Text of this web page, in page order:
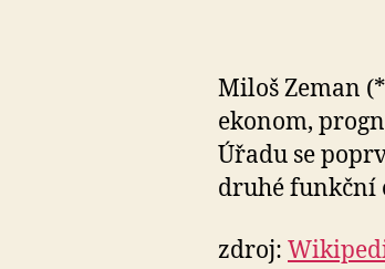
Miloš Zeman
ekonom,
Úřadu se
druhé funkční
zdroj: